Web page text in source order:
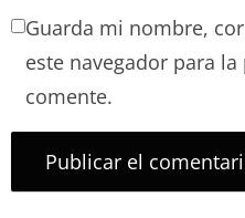
Guarda mi nombre,
este navegador para
comente.